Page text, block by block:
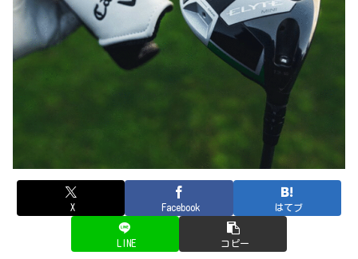
X Facebook はてブ
LINE コピー